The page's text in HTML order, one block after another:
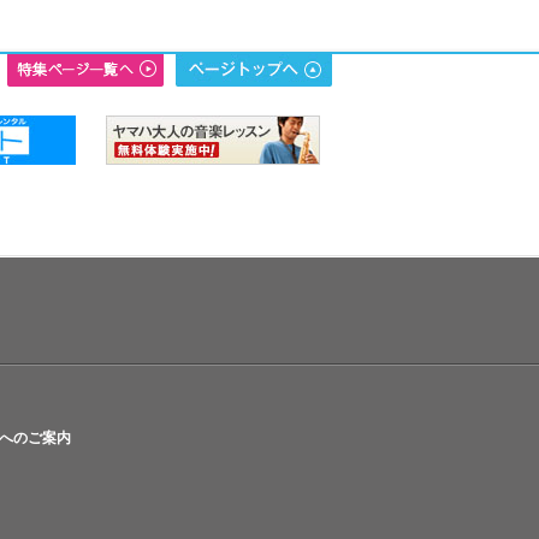
のご案内